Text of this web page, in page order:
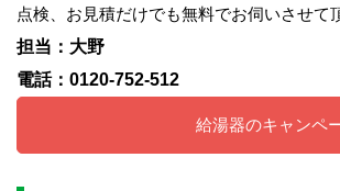
点検、お見積だけでも無料でお伺いさせて
担当：大野
電話：0120-752-512
給湯器のキャンペ